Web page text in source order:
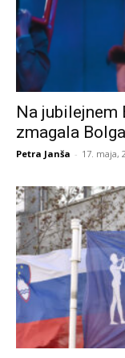
Na jubilejnem
zmagala
Petra Janša - 17. maja,